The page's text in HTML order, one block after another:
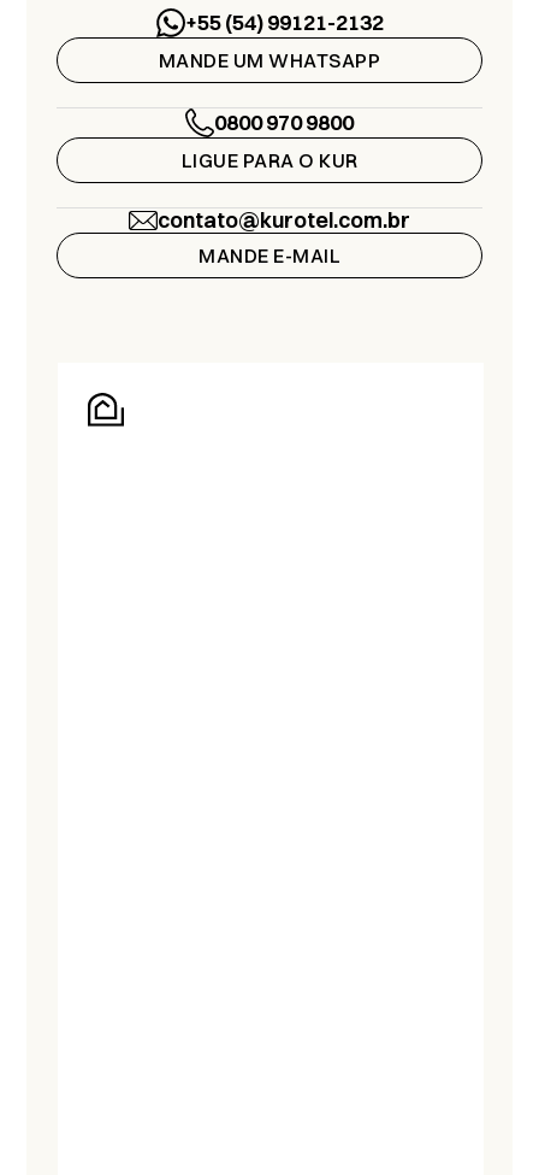
+55 (54) 99121-2132
MANDE UM WHATSAPP
0800 970 9800
LIGUE PARA O KUR
contato@kurotel.com.br
MANDE E-MAIL